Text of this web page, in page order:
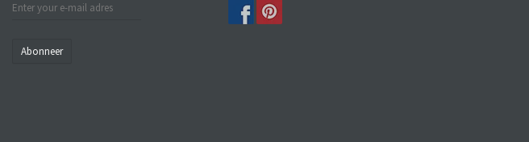
Abonneer